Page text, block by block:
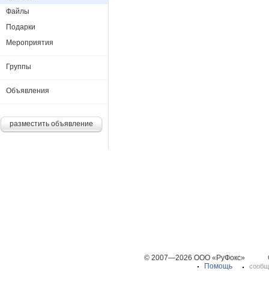
Файлы
Подарки
Мероприятия
Группы
Объявления
разместить объявление
© 2007—2026 ООО «РуФокс»
Помощь